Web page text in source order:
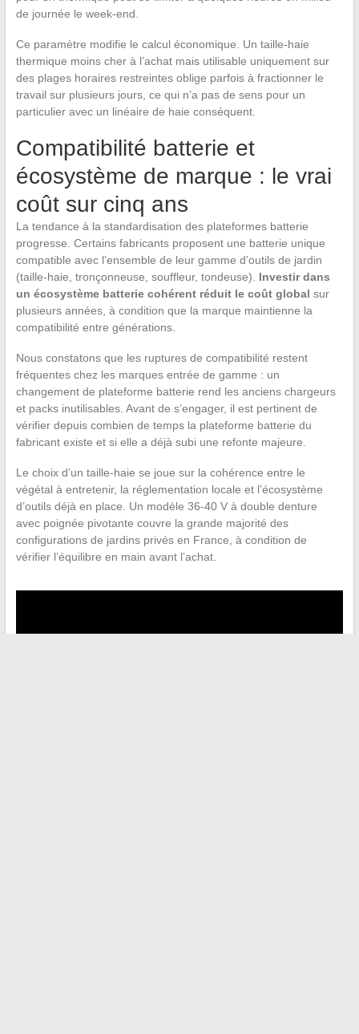
de journée le week-end.
Ce paramètre modifie le calcul économique. Un taille-haie
thermique moins cher à l’achat mais utilisable uniquement sur
des plages horaires restreintes oblige parfois à fractionner le
travail sur plusieurs jours, ce qui n’a pas de sens pour un
particulier avec un linéaire de haie conséquent.
Compatibilité batterie et
écosystème de marque : le vrai
coût sur cinq ans
La tendance à la standardisation des plateformes batterie
progresse. Certains fabricants proposent une batterie unique
compatible avec l’ensemble de leur gamme d’outils de jardin
(taille-haie, tronçonneuse, souffleur, tondeuse). Investir dans
un écosystème batterie cohérent réduit le coût global sur
plusieurs années, à condition que la marque maintienne la
compatibilité entre générations.
Nous constatons que les ruptures de compatibilité restent
fréquentes chez les marques entrée de gamme : un
changement de plateforme batterie rend les anciens chargeurs
et packs inutilisables. Avant de s’engager, il est pertinent de
vérifier depuis combien de temps la plateforme batterie du
fabricant existe et si elle a déjà subi une refonte majeure.
Le choix d’un taille-haie se joue sur la cohérence entre le
végétal à entretenir, la réglementation locale et l’écosystème
d’outils déjà en place. Un modèle 36-40 V à double denture
avec poignée pivotante couvre la grande majorité des
configurations de jardins privés en France, à condition de
vérifier l’équilibre en main avant l’achat.